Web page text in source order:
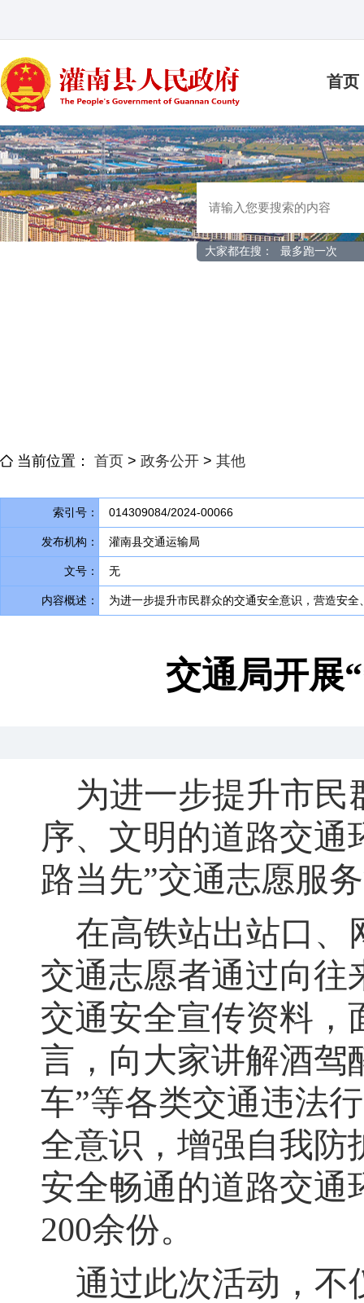
首页
大家都在搜： 最多跑一次
当前位置： 首页 > 政务公开 > 其他
索引号： 014309084/2024-00066
发布机构： 灌南县交通运输局
文号： 无
内容概述： 为进一步提升市民群众的交通安全意识 ， 营造安全
交通局开展
为进一步提升市民
序、文明的道路交通
路当先”交通志愿服
在高铁站出站口、
交通志愿者通过向往
交通安全宣传资料，
言，向大家讲解酒驾
车”等各类交通违法
全意识，增强自我防
安全畅通的道路交通
200余份。
通过此次活动 ， 不